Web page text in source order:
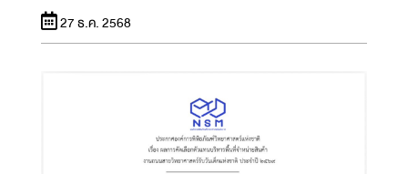
27 ธ.ค. 2568